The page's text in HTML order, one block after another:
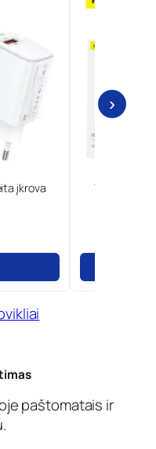
įkrova
Type-C
›
paštomatais ir